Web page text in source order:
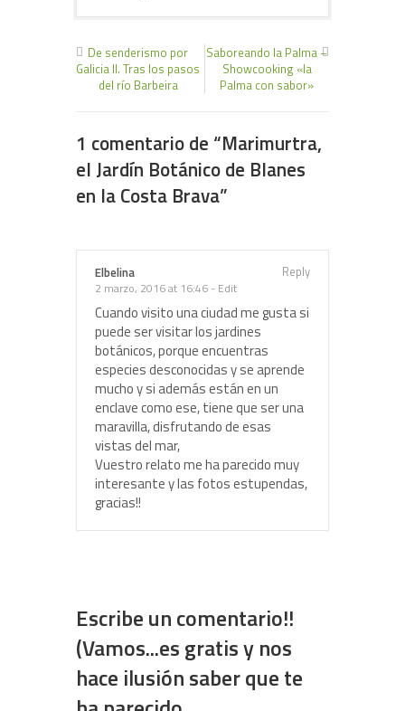
De senderismo por
Galicia II. Tras los pasos
del río Barbeira
Saboreando la Palma –
Showcooking «la
Palma con sabor»
1 comentario de “Marimurtra,
el Jardín Botánico de Blanes
en la Costa Brava”
Elbelina
2 marzo, 2016 at 16:46 - Edit
Reply
Cuando visito una ciudad me gusta si
puede ser visitar los jardines
botánicos, porque encuentras
especies desconocidas y se aprende
mucho y si además están en un
enclave como ese, tiene que ser una
maravilla, disfrutando de esas
vistas del mar,
Vuestro relato me ha parecido muy
interesante y las fotos estupendas,
gracias!!
Escribe un comentario!!
(Vamos...es gratis y nos
hace ilusión saber que te